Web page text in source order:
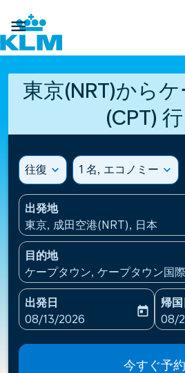

東京(NRT)から
(CPT)
往復 expand_more 1 名, エコノミー expand_more
出発地
東京, 成田空港(NRT), 日本
目的地
ケープタウン, ケープタウン国
出発日
fc-booking-departure-date-
08/13/2026
today
帰国
fc-
08/
今すぐ予約